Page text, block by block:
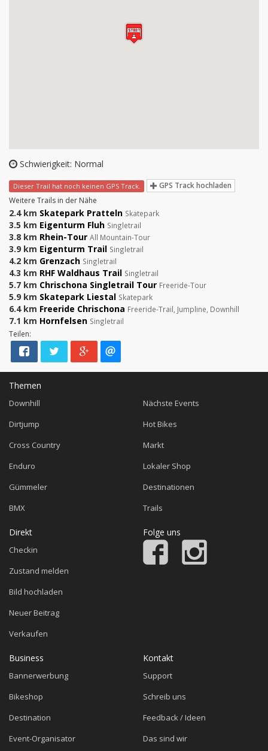
Schwierigkeit: Normal
Dieser Trail hat noch keinen GPS Track.
GPS Track hochladen
Weitere Trails in der Nähe
2.4 km Skatepark Pratteln Skatepark
3.5 km Eigenturm Fluh Singletrail
3.8 km Rhein-Tour All Mountain-Tour
3.9 km Eigenturm Trail Singletrail
4.2 km Grenzach Singletrail
4.3 km RHF Waldhaus Trail Singletrail
5.7 km Chrischona Singletrail Tour Freeride-Tour
5.9 km Skatepark Liestal Skatepark
6.4 km Freeride Chrischona Freeride-Trail, Jumpline, Downhill
7.1 km Hornfelsen Singletrail
Teilen:
Themen
Downhill
Dirtjump
Cross Country
Enduro
Gümmeler
BMX
Nächste Events
Hot Bikes
Markt
Lokaler Shop
Destinationen
Trails
Direkt
Checkin
Zustand melden
Bild hochladen
Neuer Beitrag
Verkaufen
Folge uns
Business
Bannerwerbung
Bikeshop
Destination
Event-Organisator
Kontakt
Support
Schreib uns
Feedback / Ideen
Das sind wir